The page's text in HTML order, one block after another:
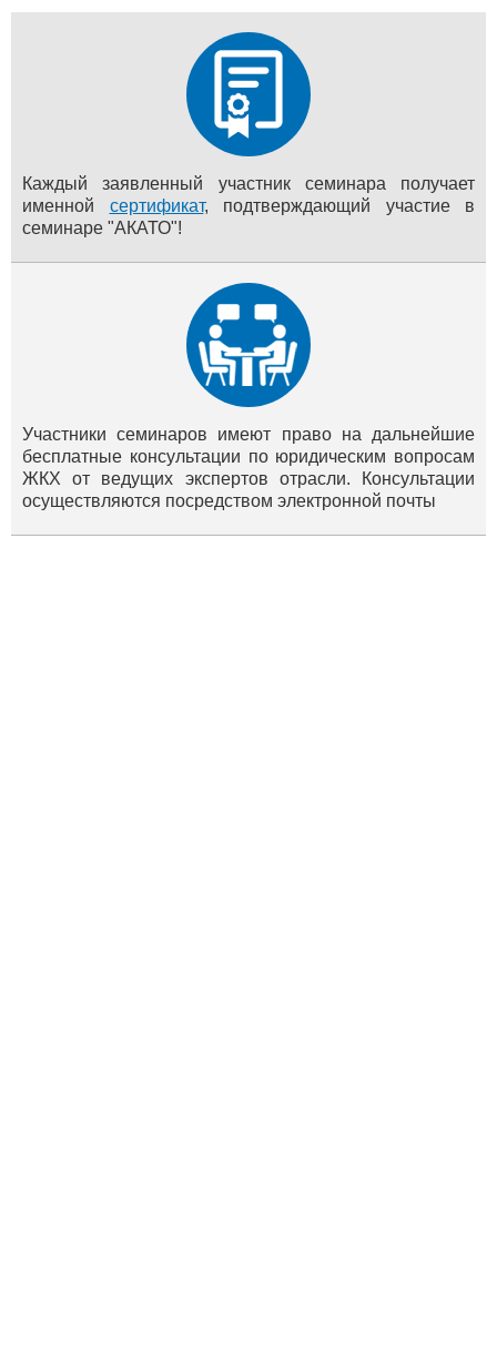
Каждый заявленный участник семинара получает
именной сертификат, подтверждающий участие в
семинаре "АКАТО"!
Участники семинаров имеют право на дальнейшие
бесплатные консультации по юридическим вопросам
ЖКХ от ведущих экспертов отрасли. Консультации
осуществляются посредством электронной почты